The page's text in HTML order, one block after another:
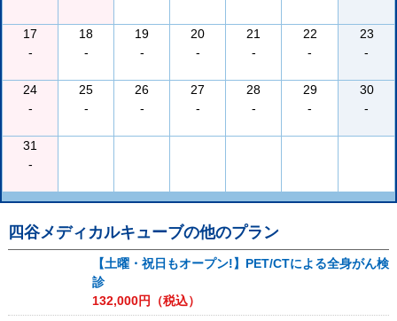
17
-
18
-
19
-
20
-
21
-
22
-
23
-
24
-
25
-
26
-
27
-
28
-
29
-
30
-
31
-
四谷メディカルキューブの他のプラン
【土曜・祝日もオープン!】PET/CTによる全身がん検
診
132,000円（税込）